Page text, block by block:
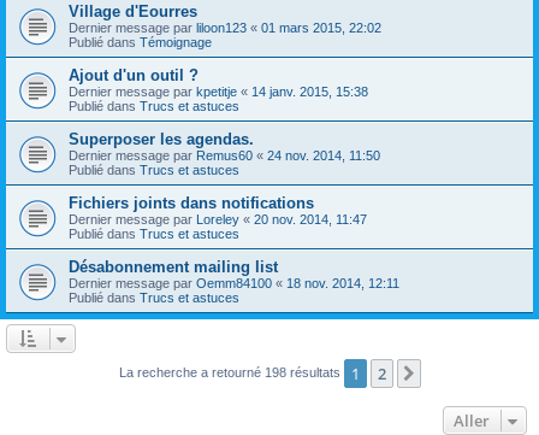
Village d'Eourres
Dernier message par liloon123 « 01 mars 2015, 22:02
Publié dans Témoignage
Ajout d'un outil ?
Dernier message par kpetitje « 14 janv. 2015, 15:38
Publié dans Trucs et astuces
Superposer les agendas.
Dernier message par Remus60 « 24 nov. 2014, 11:50
Publié dans Trucs et astuces
Fichiers joints dans notifications
Dernier message par Loreley « 20 nov. 2014, 11:47
Publié dans Trucs et astuces
Désabonnement mailing list
Dernier message par Oemm84100 « 18 nov. 2014, 12:11
Publié dans Trucs et astuces
La recherche a retourné 198 résultats 1 2
Aller